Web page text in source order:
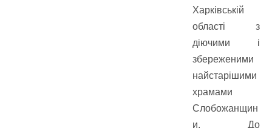
Харківській
області з
діючими і
збереженими
найстарішими
храмами
Слобожанщин
и. До